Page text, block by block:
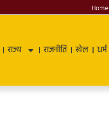
Home
राज्य राजनीति खेल धर्म